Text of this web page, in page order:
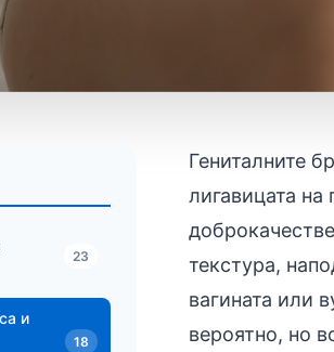
23
и
18
Гениталните
лигавицата на
текстура,
вагината или
вероятно, но